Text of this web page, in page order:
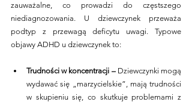
zauważalne, co prowadzi do częstszego
niediagnozowania. U dziewczynek przeważa
podtyp z przewagą deficytu uwagi. Typowe
objawy ADHD u dziewczynek to:
Trudności w koncentracji – Dziewczynki mogą
wydawać się „marzycielskie”, mają trudności
w skupieniu się, co skutkuje problemami z